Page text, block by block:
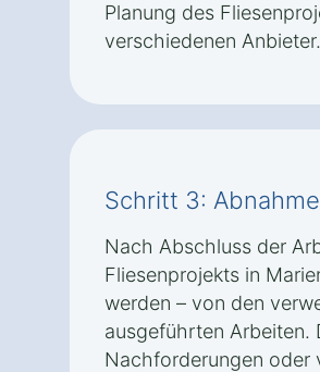
Planung des
verschiedenen Anbieter.
Schritt 3:
Nach Abschluss der
Fliesenprojekts in
werden – von den
ausgeführten Arbeiten.
Nachforderungen oder